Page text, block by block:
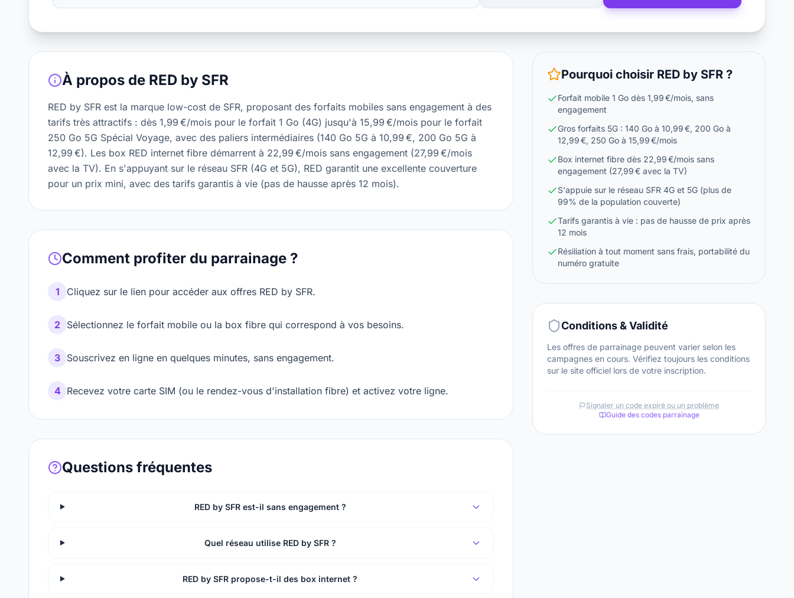
À propos de RED by SFR
RED by SFR est la marque low-cost de SFR, proposant des forfaits mobiles sans engagement à des
tarifs très attractifs : dès 1,99 €/mois pour le forfait 1 Go (4G) jusqu'à 15,99 €/mois pour le forfait
250 Go 5G Spécial Voyage, avec des paliers intermédiaires (140 Go 5G à 10,99 €, 200 Go 5G à
12,99 €). Les box RED internet fibre démarrent à 22,99 €/mois sans engagement (27,99 €/mois
avec la TV). En s'appuyant sur le réseau SFR (4G et 5G), RED garantit une excellente couverture
pour un prix mini, avec des tarifs garantis à vie (pas de hausse après 12 mois).
Comment profiter du parrainage ?
1 Cliquez sur le lien pour accéder aux offres RED by SFR.
2 Sélectionnez le forfait mobile ou la box fibre qui correspond à vos besoins.
3 Souscrivez en ligne en quelques minutes, sans engagement.
4 Recevez votre carte SIM (ou le rendez-vous d'installation fibre) et activez votre ligne.
Questions fréquentes
RED by SFR est-il sans engagement ?
Quel réseau utilise RED by SFR ?
RED by SFR propose-t-il des box internet ?
Pourquoi choisir RED by SFR ?
Forfait mobile 1 Go dès 1,99 €/mois, sans
engagement
Gros forfaits 5G : 140 Go à 10,99 €, 200 Go à
12,99 €, 250 Go à 15,99 €/mois
Box internet fibre dès 22,99 €/mois sans
engagement (27,99 € avec la TV)
S'appuie sur le réseau SFR 4G et 5G (plus de
99% de la population couverte)
Tarifs garantis à vie : pas de hausse de prix après
12 mois
Résiliation à tout moment sans frais, portabilité du
numéro gratuite
Conditions & Validité
Les offres de parrainage peuvent varier selon les
campagnes en cours. Vérifiez toujours les conditions
sur le site officiel lors de votre inscription.
Signaler un code expiré ou un problème
Guide des codes parrainage